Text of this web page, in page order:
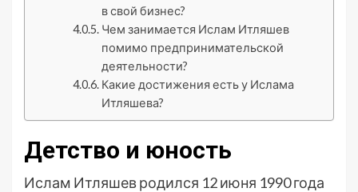
в свой бизнес?
Чем занимается Ислам Итляшев
помимо предпринимательской
деятельности?
Какие достижения есть у Ислама
Итляшева?
Детство и юность
Ислам Итляшев родился 12 июня 1990 года